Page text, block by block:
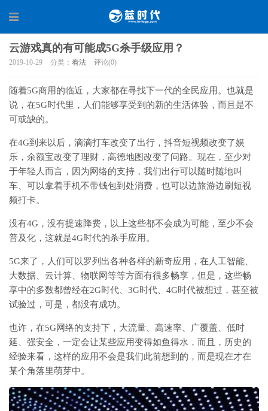
云游戏真的有可能成5G杀手级应用？
2019-10-29 分类： 看法 评论(0)
随着5G商用的临近，大家都在寻找下一代的全民应用。也就是
说，在5G时代里，人们能够享受到的新的生活体验，而且是不
可或缺的。
在4G到来以后，滴滴打车改变了出行，抖音短视频改变了娱
乐，余额宝改变了理财，高德地图改变了问路。现在，至少对
于年轻人而言，因为网络的支持，我们出行可以随时随地叫
车、可以拿着手机不带钱包到处消费，也可以边旅游边刷短视
频打卡。
没有4G，没有提速降费，以上这些都不会成为可能，至少不会
普及化，这就是4G时代的杀手应用。
5G来了，人们可以罗列出各种各样的新奇应用，在人工智能、
大数据、云计算、物联网等等方面有很多畅享，但是，这些畅
享中的多数都曾经在2G时代、3G时代、4G时代被想过，甚至被
试验过，可是，都没有成功。
也许，在5G网络的支持下，大流量、高速率、广覆盖、低时
延、强安全，一定会让某些应用变得如鱼得水，而且，历史的
经验来看，这样的应用不会是我们此前想到的，而是现在才在
某个角落里萌芽中。